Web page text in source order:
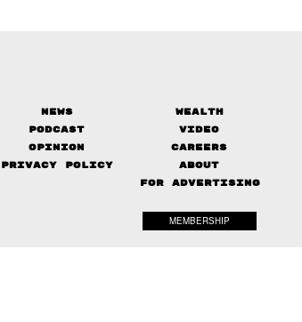
News Wealth
Podcast
Video
Opinion
Careers
Privacy Policy
About
FOR ADVERTISING
MEMBERSHIP